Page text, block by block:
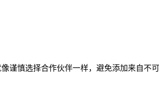
慎选择合作伙伴一样，避免添加来自不